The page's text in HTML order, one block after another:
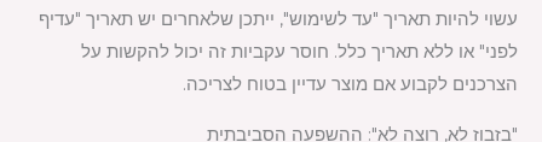
עשוי להיות תאריך "עד לשימוש", ייתכן שלאחרים יש תאריך "עדיף
לפני" או ללא תאריך כלל. חוסר עקביות זה יכול להקשות על
הצרכנים לקבוע אם מוצר עדיין בטוח לצריכה.
"בזבוז לא, רוצה לא": ההשפעה הסביבתית